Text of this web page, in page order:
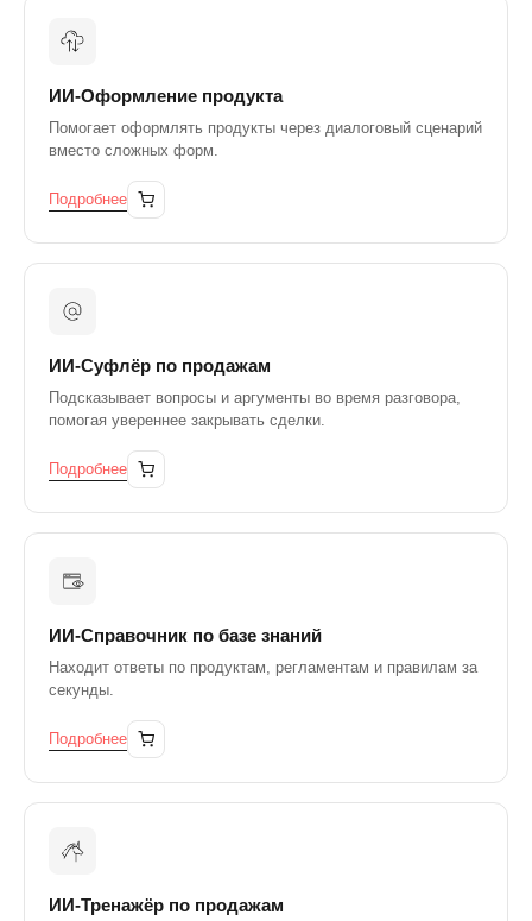
ИИ-Оформление продукта
Помогает оформлять продукты через диалоговый сценарий
вместо сложных форм.
Подробнее
ИИ-Суфлёр по продажам
Подсказывает вопросы и аргументы во время разговора,
помогая увереннее закрывать сделки.
Подробнее
ИИ-Справочник по базе знаний
Находит ответы по продуктам, регламентам и правилам за
секунды.
Подробнее
ИИ-Тренажёр по продажам